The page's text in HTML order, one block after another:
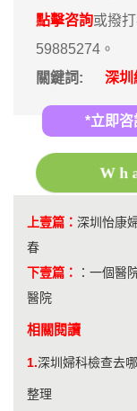
點擊咨詢或撥
59885274。
關鍵詞:
深圳
*立即咨
上壹篇： 深圳怡康
春
下壹篇：
： 一個醫
醫院
相關閱讀
1.深圳婦科檢查去
整理